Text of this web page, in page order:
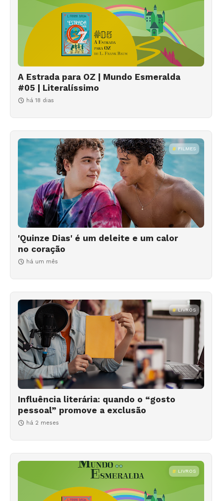
A Estrada para OZ | Mundo Esmeralda
#05 | Literalíssimo
há 18 dias
FILMES
'Quinze Dias' é um deleite e um calor
no coração
há um mês
LIVROS
Influência literária: quando o “gosto
pessoal” promove a exclusão
há 2 meses
LIVROS